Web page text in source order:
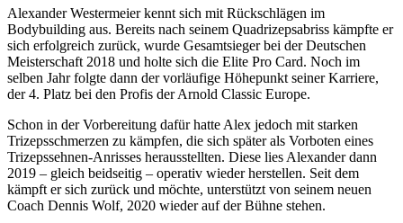
Alexander Westermeier kennt sich mit Rückschlägen im
Bodybuilding aus. Bereits nach seinem Quadrizepsabriss kämpfte er
sich erfolgreich zurück, wurde Gesamtsieger bei der Deutschen
Meisterschaft 2018 und holte sich die Elite Pro Card. Noch im
selben Jahr folgte dann der vorläufige Höhepunkt seiner Karriere,
der 4. Platz bei den Profis der Arnold Classic Europe.
Schon in der Vorbereitung dafür hatte Alex jedoch mit starken
Trizepsschmerzen zu kämpfen, die sich später als Vorboten eines
Trizepssehnen-Anrisses herausstellten. Diese lies Alexander dann
2019 – gleich beidseitig – operativ wieder herstellen. Seit dem
kämpft er sich zurück und möchte, unterstützt von seinem neuen
Coach Dennis Wolf, 2020 wieder auf der Bühne stehen.